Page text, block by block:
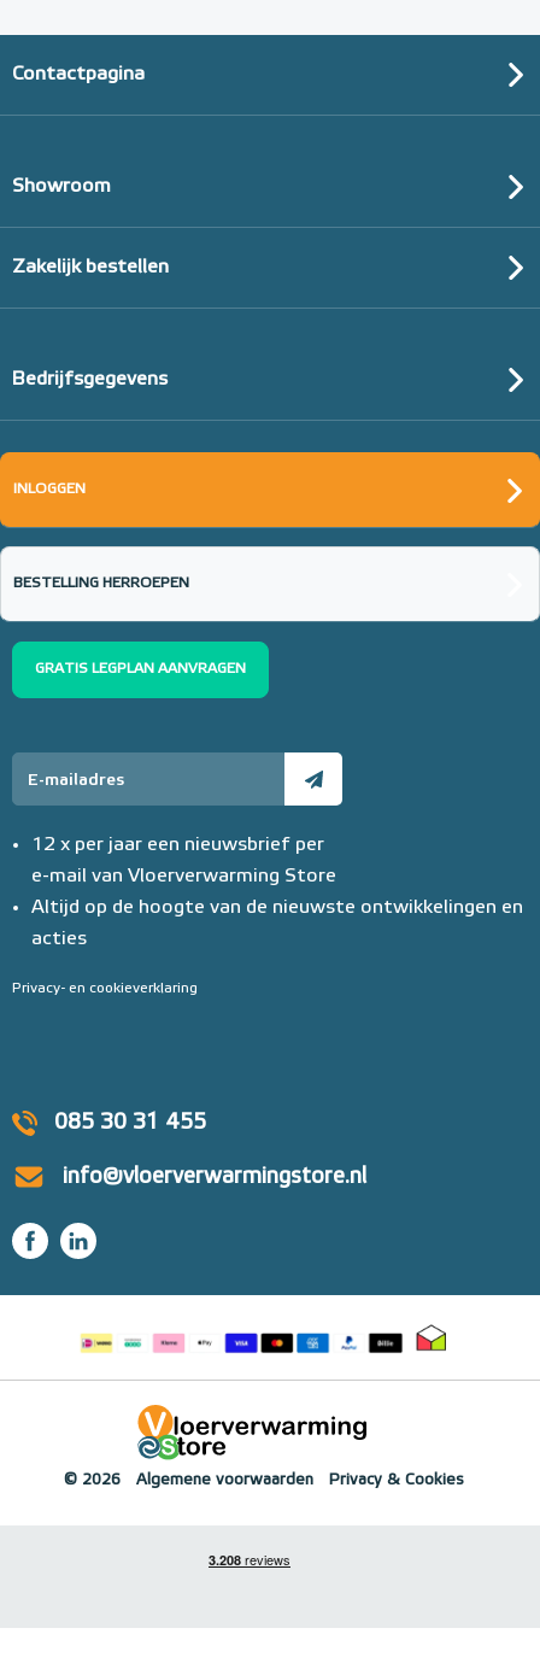
085 30 31 455
info@vloerverwarmingstore.nl
Contactpagina
Showroom
Zakelijk bestellen
Bedrijfsgegevens
INLOGGEN
BESTELLING HERROEPEN
GRATIS LEGPLAN AANVRAGEN
12 x per jaar een nieuwsbrief per
e-mail van Vloerverwarming Store
Altijd op de hoogte van de nieuwste ontwikkelingen en
acties
Privacy- en cookieverklaring
© 2026 Algemene voorwaarden Privacy & Cookies